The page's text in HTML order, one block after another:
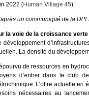
2022 (Human Village 45).
un communiqué de la
la voie de la croissance verte
développement
La densité du
de ressources en
d’entrer dans le club
L’offre actuelle en
nécessaires au